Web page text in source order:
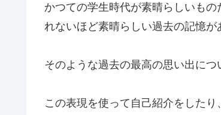
かつての学生時代が素晴らしいも
れないほど素晴らしい過去の記憶が
そのような過去の最高の思い出につ
この表現を使って自己紹介をした